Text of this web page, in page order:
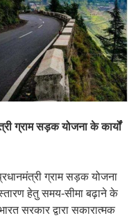
ग्राम सड़क योजना के कार्यों
ग्राम सड़क योजना
हेतु समय-सीमा बढ़ाने के
सरकार द्वारा सकारात्मक